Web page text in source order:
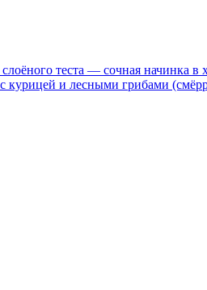
теста — сочная начинка в
курицей и лесными грибами